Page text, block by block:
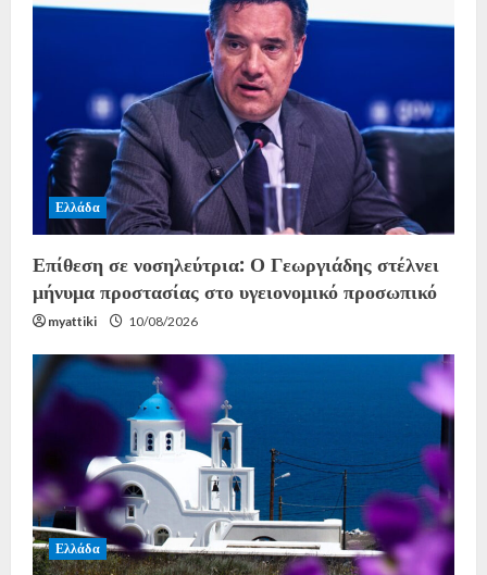
Ελλάδα
Επίθεση σε νοσηλεύτρια: Ο Γεωργιάδης στέλνει
μήνυμα προστασίας στο υγειονομικό προσωπικό
myattiki 10/08/2026
Ελλάδα